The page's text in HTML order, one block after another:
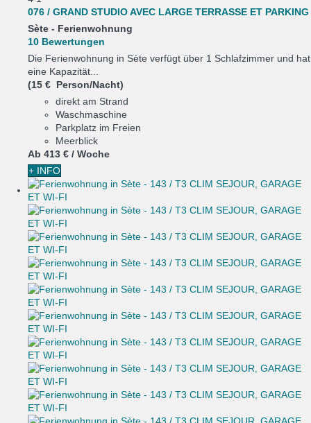
076 / GRAND STUDIO AVEC LARGE TERRASSE ET PARKING
Sète - Ferienwohnung
10 Bewertungen
Die Ferienwohnung in Sète verfügt über 1 Schlafzimmer und hat
eine Kapazität...
(15 € Person/Nacht)
direkt am Strand
Waschmaschine
Parkplatz im Freien
Meerblick
Ab 413 € / Woche
+ INFO